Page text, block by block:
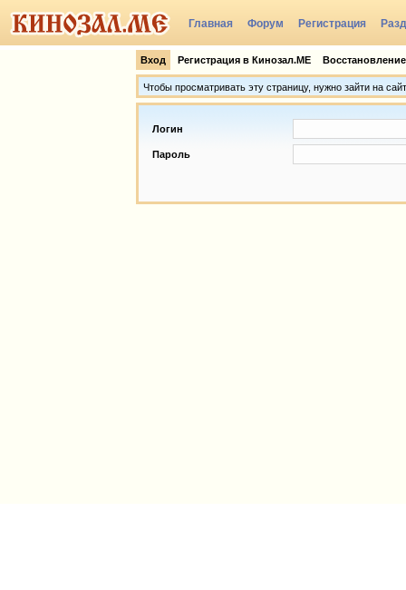
Главная Форум Регистрация
Вход Регистрация в Кинозал.МЕ
Чтобы просматривать эту страницу, нужно зайти на сайт
Логин
Пароль